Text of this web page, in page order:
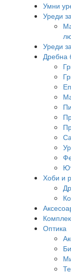
Умни
Уреди
Уреди
Дребна
Хоби и
Оптика